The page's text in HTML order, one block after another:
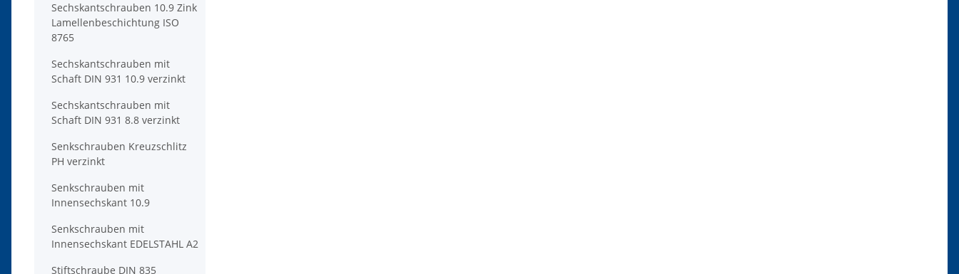
Sechskantschrauben 10.9 Zink
Lamellenbeschichtung ISO
8765
Sechskantschrauben mit
Schaft DIN 931 10.9 verzinkt
Sechskantschrauben mit
Schaft DIN 931 8.8 verzinkt
Senkschrauben Kreuzschlitz
PH verzinkt
Senkschrauben mit
Innensechskant 10.9
Senkschrauben mit
Innensechskant EDELSTAHL A2
Stiftschraube DIN 835